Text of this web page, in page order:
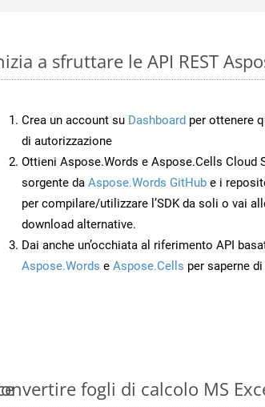
a sfruttare le API REST
Crea un account su Dashboard per ottenere
di autorizzazione
Ottieni Aspose.Words e Aspose.Cells Cloud
sorgente da Aspose.Words GitHub e i
per compilare/utilizzare l’SDK da soli o vai
download alternative.
Dai anche un’occhiata al riferimento API
Aspose.Words e Aspose.Cells per saperne di
fogli di calcolo MS